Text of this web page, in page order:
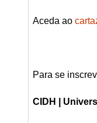
Aceda ao
Para se
CIDH |